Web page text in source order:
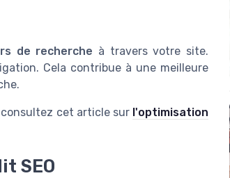
de recherche à travers votre site.
Cela contribue à une meilleure
cet article sur l'optimisation
SEO